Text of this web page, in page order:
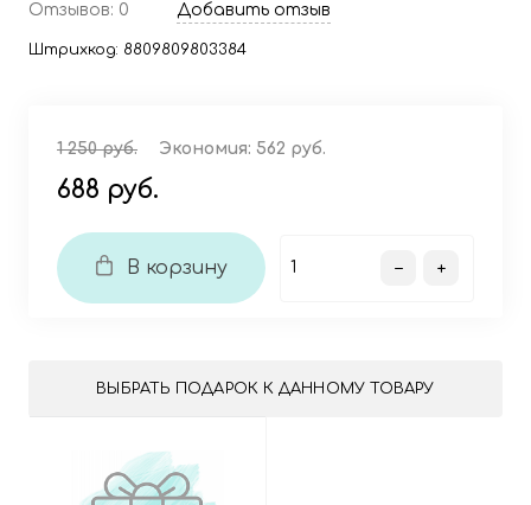
Отзывов: 0 Добавить отзыв
Штрихкод: 8809809803384
1 250 руб. Экономия: 562 руб.
688 руб.
В корзину
ВЫБРАТЬ ПОДАРОК К ДАННОМУ ТОВАРУ